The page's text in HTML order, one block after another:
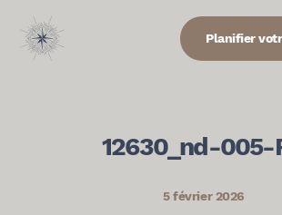
Planifier
12630_nd-005-
5 février 2026